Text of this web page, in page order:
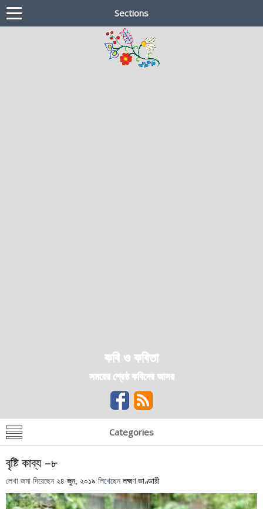
Sections
কবি ও কবিতা
সময়ের শ্রেষ্ঠ কবিদের আসর
Categories
বৃষ্টি কাব্য –৮
লেখা জমা দিয়েছেন ২৪ জুন, ২০১৯ লিখেছেন লক্ষ্মণ ভাণ্ডারী